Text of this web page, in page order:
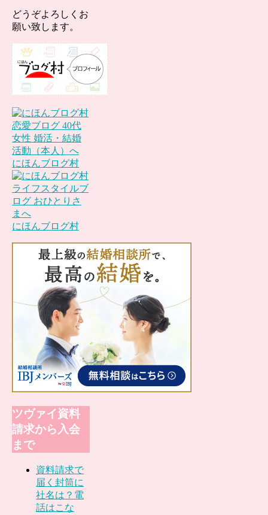
どうぞよろしくお
願い致します。
にほんブログ村
にほんブログ村
ツヴァイ資料
請求から入会
まで
資料請求で
届く封筒に
社名は？電
話はこな